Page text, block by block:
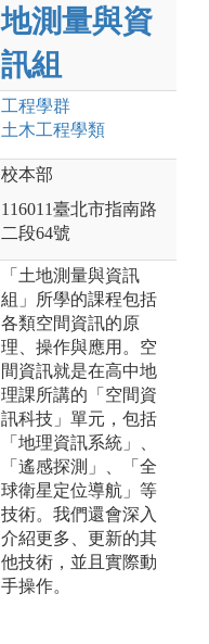
地測量與資
訊組
工程學群
土木工程學類
校本部
116011臺北市指南路
二段64號
「土地測量與資訊
組」所學的課程包括
各類空間資訊的原
理、操作與應用。空
間資訊就是在高中地
理課所講的「空間資
訊科技」單元，包括
「地理資訊系統」、
「遙感探測」、「全
球衛星定位導航」等
技術。我們還會深入
介紹更多、更新的其
他技術，並且實際動
手操作。